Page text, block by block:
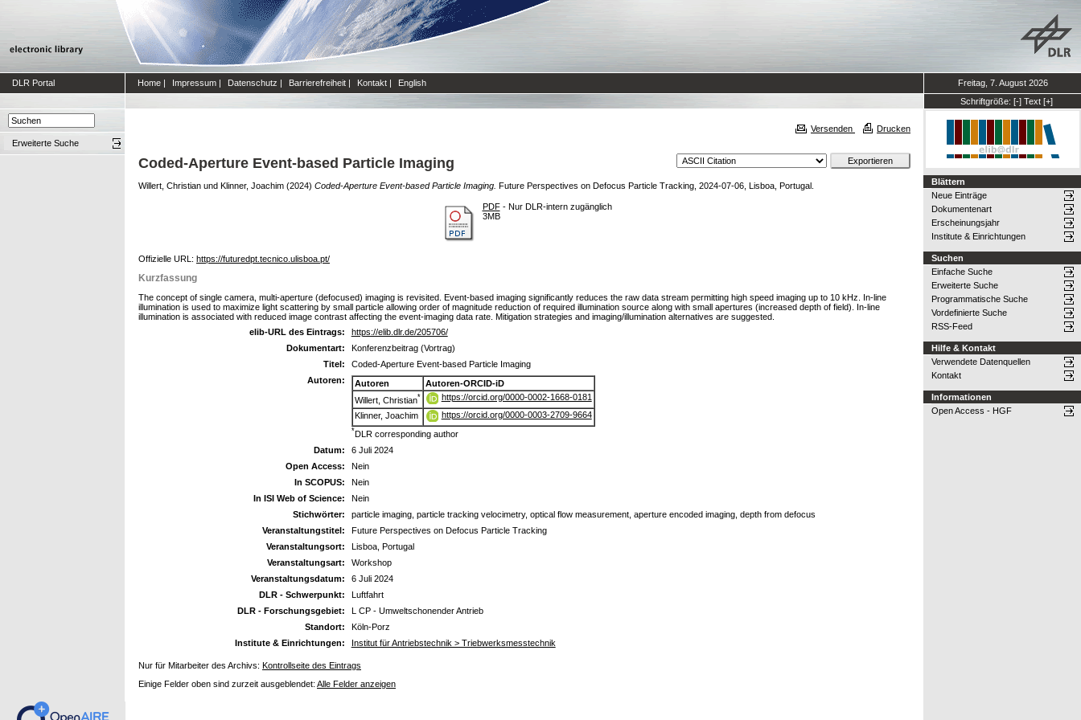
DLR Portal Home | Impressum | Datenschutz | Barrierefreiheit | Kontakt | English
Freitag, 7. August 2026
Schriftgröße: [-] Text [+]
Erweiterte Suche
Versenden Drucken
Coded-Aperture Event-based Particle Imaging
Willert, Christian und Klinner, Joachim (2024) Coded-Aperture Event-based Particle Imaging. Future Perspectives on Defocus Particle Tracking, 2024-07-06, Lisboa, Portugal.
PDF- Nur DLR-intern zugänglich
3MB
Offizielle URL: https://futuredpt.tecnico.ulisboa.pt/
Kurzfassung
The concept of single camera, multi-aperture (defocused) imaging is revisited. Event-based imaging significantly reduces the raw data stream permitting high speed imaging up to 10 kHz. In-line
illumination is used to maximize light scattering by small particle allowing order of magnitude reduction of required illumination source along with small apertures (increased depth of field). In-line
illumination is associated with reduced image contrast affecting the event-imaging data rate. Mitigation strategies and imaging/illumination alternatives are suggested.
elib-URL des Eintrags:
https://elib.dlr.de/205706/
Dokumentart:
Konferenzbeitrag (Vortrag)
Titel:
Coded-Aperture Event-based Particle Imaging
Autoren:
Autoren
Autoren-ORCID-iD
Willert, Christian*
https://orcid.org/0000-0002-1668-0181
Klinner, Joachim
https://orcid.org/0000-0003-2709-9664
*DLR corresponding author
Datum:
6 Juli 2024
Open Access:
Nein
In SCOPUS:
Nein
In ISI Web of Science:
Nein
Stichwörter:
particle imaging, particle tracking velocimetry, optical flow measurement, aperture encoded imaging, depth from defocus
Veranstaltungstitel:
Future Perspectives on Defocus Particle Tracking
Veranstaltungsort:
Lisboa, Portugal
Veranstaltungsart:
Workshop
Veranstaltungsdatum:
6 Juli 2024
DLR - Schwerpunkt:
Luftfahrt
DLR - Forschungsgebiet:
L CP - Umweltschonender Antrieb
Standort:
Köln-Porz
Institute & Einrichtungen:
Institut für Antriebstechnik > Triebwerksmesstechnik
Nur für Mitarbeiter des Archivs: Kontrollseite des Eintrags
Einige Felder oben sind zurzeit ausgeblendet: Alle Felder anzeigen
Blättern
Neue Einträge
Dokumentenart
Erscheinungsjahr
Institute & Einrichtungen
Suchen
Einfache Suche
Erweiterte Suche
Programmatische Suche
Vordefinierte Suche
RSS-Feed
Hilfe & Kontakt
Verwendete Datenquellen
Kontakt
Informationen
Open Access - HGF